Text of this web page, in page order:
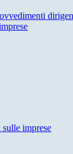
imprese